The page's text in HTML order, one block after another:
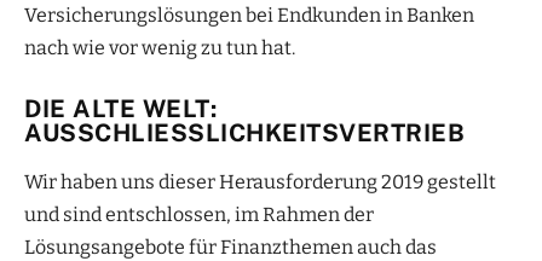
Versicherungslösungen bei Endkunden in Banken
nach wie vor wenig zu tun hat.
DIE ALTE WELT:
AUSSCHLIESSLICHKEITSVERTRIEB
Wir haben uns dieser Herausforderung 2019 gestellt
und sind entschlossen, im Rahmen der
Lösungsangebote für Finanzthemen auch das